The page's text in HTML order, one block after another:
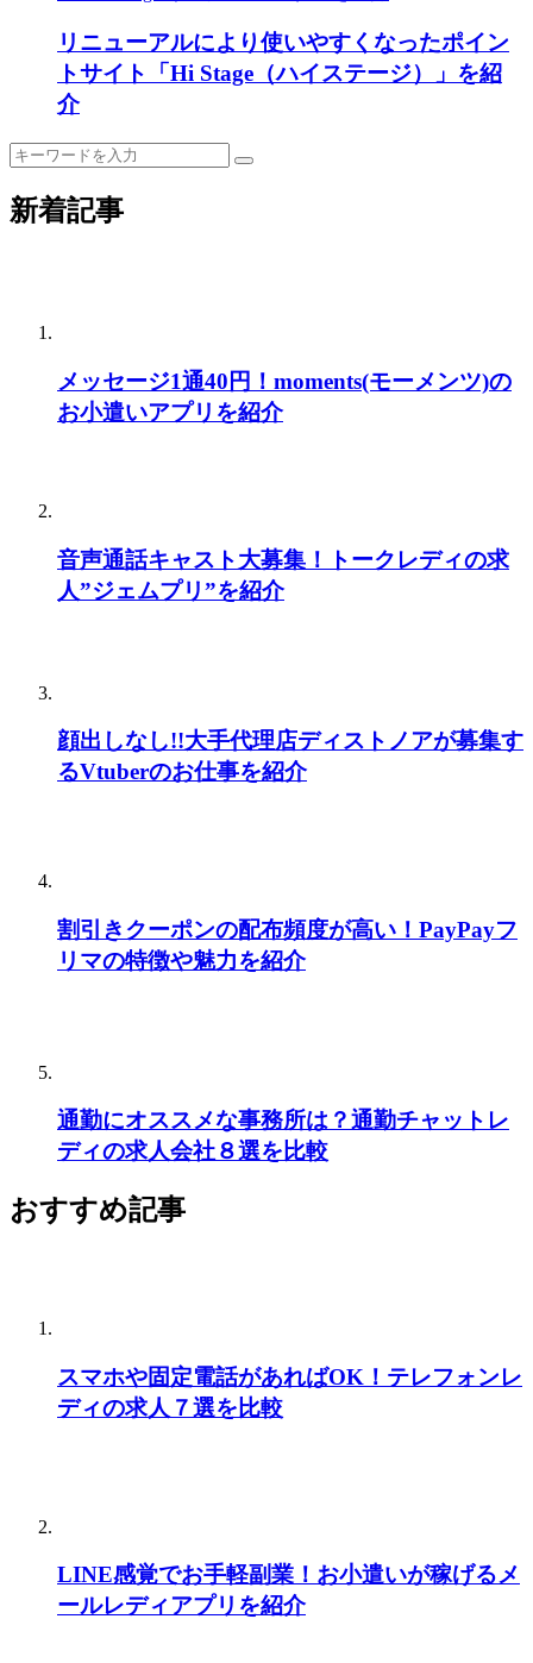
リニューアルにより使いやすくなったポイン
トサイト「Hi Stage（ハイステージ）」を紹
介
新着記事
メッセージ1通40円！moments(モーメンツ)の
お小遣いアプリを紹介
音声通話キャスト大募集！トークレディの求
人”ジェムプリ”を紹介
顔出しなし!!大手代理店ディストノアが募集す
るVtuberのお仕事を紹介
割引きクーポンの配布頻度が高い！PayPayフ
リマの特徴や魅力を紹介
通勤にオススメな事務所は？通勤チャットレ
ディの求人会社８選を比較
おすすめ記事
スマホや固定電話があればOK！テレフォンレ
ディの求人７選を比較
LINE感覚でお手軽副業！お小遣いが稼げるメ
ールレディアプリを紹介